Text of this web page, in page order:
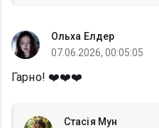
Ольха Елдер
07.06.2026, 00:05:05
Гарно! ❤️❤️❤️
Стасія Мун